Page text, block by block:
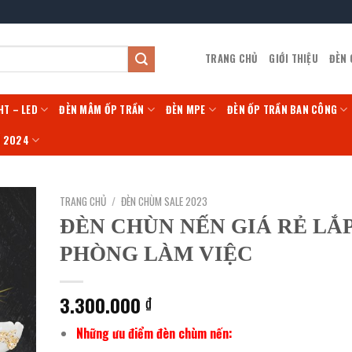
TRANG CHỦ GIỚI THIỆU ĐÈN
– LED ĐÈN MÂM ỐP TRẦN ĐÈN MPE ĐÈN ỐP TRẦN BAN CÔNG
2024
TRANG CHỦ / ĐÈN CHÙM SALE 2023
ĐÈN CHÙN NẾN GIÁ RẺ
PHÒNG LÀM VIỆC
3.300.000 ₫
Những ưu điểm đèn chùm nến: